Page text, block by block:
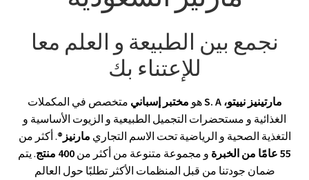
نجمع بين الطبيعة و العلم معا
للإعتناء بك
مارتينيز نييتو، S. A هو مختبر إسباني متخصص في المكملات
الغذائية و مستحضرات التجميل الطبيعية و الزيوت الأساسية و
التغذية الصحية و الرياضية تحت الاسم التجاري مارنيز®. أكثر من
55 عامًا من الخبرة
و مجموعة متنوعة من أكثر من 400 منتج
. يتم
ضمان جودتنا من قبل المنظمات الأكثر تطلبًا حول العالم